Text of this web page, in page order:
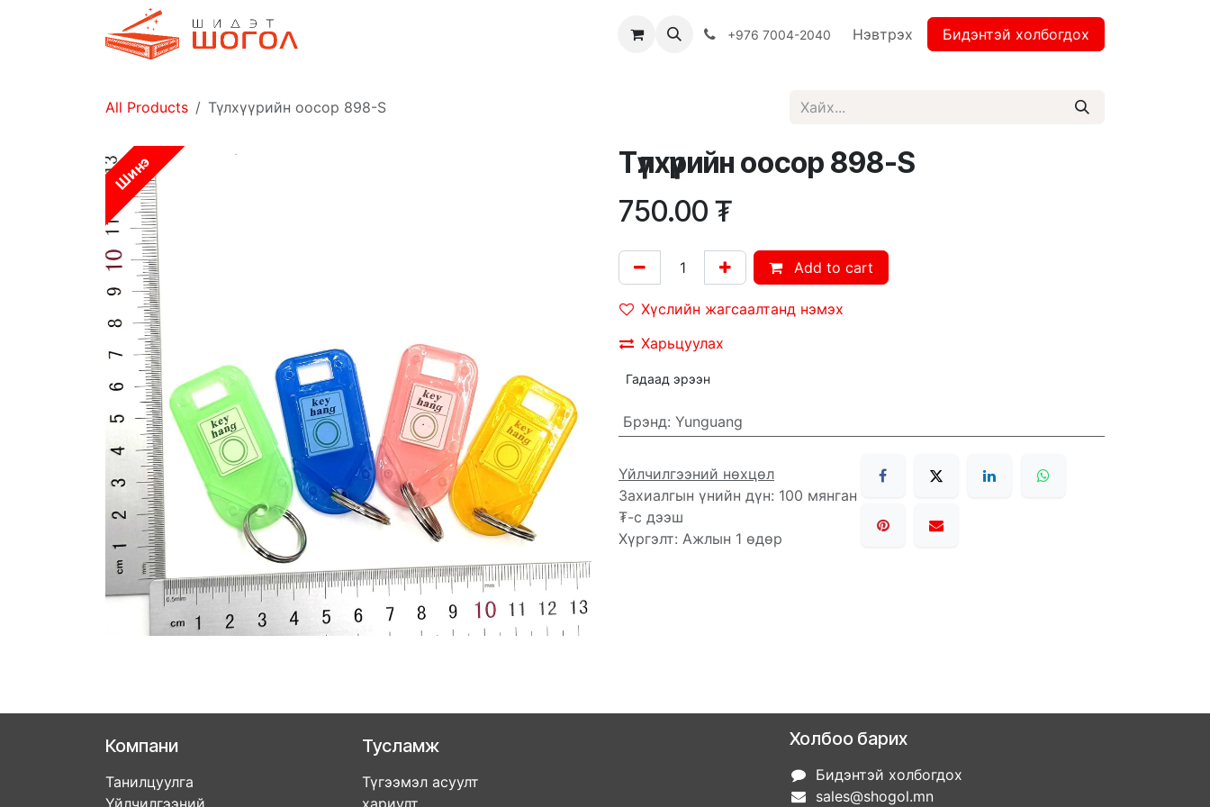
Хямдрал ♻️ Эко шогол+976 7004-2040 Нэвтрэх Бидэнтэй холбогдох
All Products Түлхүүрийн оосор 898-S
Шинэ
Түлхүүрийн оосор 898-S
750.00 ₮
Add to cart
Хүслийн жагсаалтанд нэмэх
Харьцуулах
Гадаад эрээн
Брэнд: Yunguang
Үйлчилгээний нөхцөл
Захиалгын үнийн дүн: 100 мянган
₮-с дээш
Хүргэлт: Ажлын 1 өдөр
Компани
Танилцуулга
Үйлчилгээний
Тусламж
Түгээмэл асуулт
хариулт
Холбоо барих
Бидэнтэй холбогдох
sales@shogol.mn